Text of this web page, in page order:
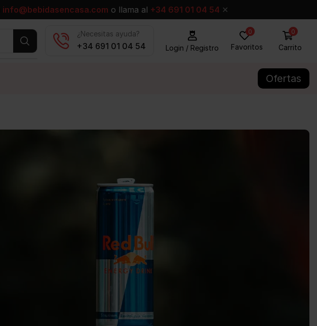
info@bebidasencasa.com o llama al +34 691 01 04 54 ✕
¿Necesitas ayuda?
+34 691 01 04 54 Login / Registro
0
Favoritos
0
Carrito
Ofertas